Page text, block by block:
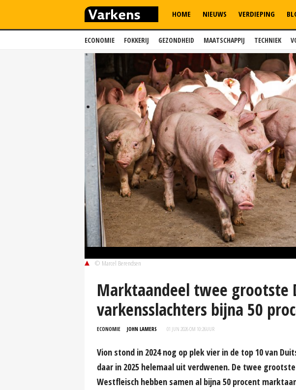
ECONOMIE FOKKERIJ GEZONDHEID MAATSCHAPPIJ TECHNIEK
HOME NIEUWS VERDIEPING
© Marcel Berendsen
Marktaandeel twee grootste
varkensslachters bijna 50
ECONOMIE JOHN LAMERS 01 JUN 2026 OM 10:26UUR
Vion stond in 2024 nog op plek vier in de top 10 van
daar in 2025 helemaal uit verdwenen. De twee
Westfleisch hebben samen al bijna 50 procent